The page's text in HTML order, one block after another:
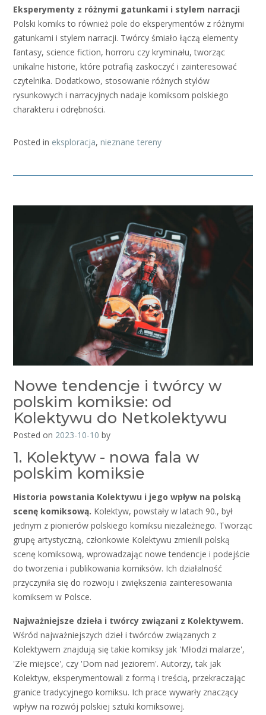
Eksperymenty z różnymi gatunkami i stylem narracji
Polski komiks to również pole do eksperymentów z różnymi
gatunkami i stylem narracji. Twórcy śmiało łączą elementy
fantasy, science fiction, horroru czy kryminału, tworząc
unikalne historie, które potrafią zaskoczyć i zainteresować
czytelnika. Dodatkowo, stosowanie różnych stylów
rysunkowych i narracyjnych nadaje komiksom polskiego
charakteru i odrębności.
Posted in eksploracja, nieznane tereny
Nowe tendencje i twórcy w
polskim komiksie: od
Kolektywu do Netkolektywu
Posted on 2023-10-10 by
1. Kolektyw - nowa fala w
polskim komiksie
Historia powstania Kolektywu i jego wpływ na polską
scenę komiksową. Kolektyw, powstały w latach 90., był
jednym z pionierów polskiego komiksu niezależnego. Tworząc
grupę artystyczną, członkowie Kolektywu zmienili polską
scenę komiksową, wprowadzając nowe tendencje i podejście
do tworzenia i publikowania komiksów. Ich działalność
przyczyniła się do rozwoju i zwiększenia zainteresowania
komiksem w Polsce.
Najważniejsze dzieła i twórcy związani z Kolektywem.
Wśród najważniejszych dzieł i twórców związanych z
Kolektywem znajdują się takie komiksy jak 'Młodzi malarze',
'Złe miejsce', czy 'Dom nad jeziorem'. Autorzy, tak jak
Kolektyw, eksperymentowali z formą i treścią, przekraczając
granice tradycyjnego komiksu. Ich prace wywarły znaczący
wpływ na rozwój polskiej sztuki komiksowej.